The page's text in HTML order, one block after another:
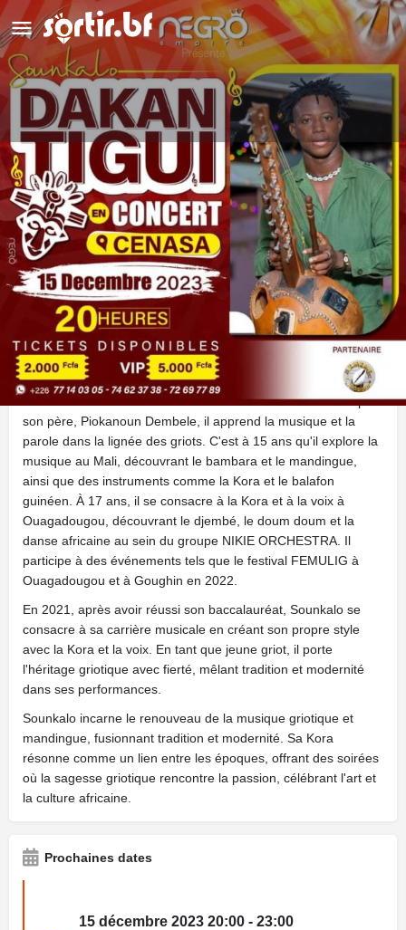
Dakan Tigui
Détails Avis
Laisser un avis Ajouter aux favoris
Description
Il se nomme Sounkalo DAKANTIGUI DEMBELE, artiste griot
de 22 ans, originaire de Djibasso. DAKANTIGUI perpétue la
tradition musicale du Burkina Faso. Initié dès son enfance par
son père, Piokanoun Dembele, il apprend la musique et la
parole dans la lignée des griots. C'est à 15 ans qu'il explore la
musique au Mali, découvrant le bambara et le mandingue,
ainsi que des instruments comme la Kora et le balafon
guinéen. À 17 ans, il se consacre à la Kora et à la voix à
Ouagadougou, découvrant le djembé, le doum doum et la
danse africaine au sein du groupe NIKIE ORCHESTRA. Il
participe à des événements tels que le festival FEMULIG à
Ouagadougou et à Goughin en 2022.
En 2021, après avoir réussi son baccalauréat, Sounkalo se
consacre à sa carrière musicale en créant son propre style
avec la Kora et la voix. En tant que jeune griot, il porte
l'héritage griotique avec fierté, mêlant tradition et modernité
dans ses performances.
Sounkalo incarne le renouveau de la musique griotique et
mandingue, fusionnant tradition et modernité. Sa Kora
résonne comme un lien entre les époques, offrant des soirées
où la sagesse griotique rencontre la passion, célébrant l'art et
la culture africaine.
Prochaines dates
15 décembre 2023 20:00 - 23:00